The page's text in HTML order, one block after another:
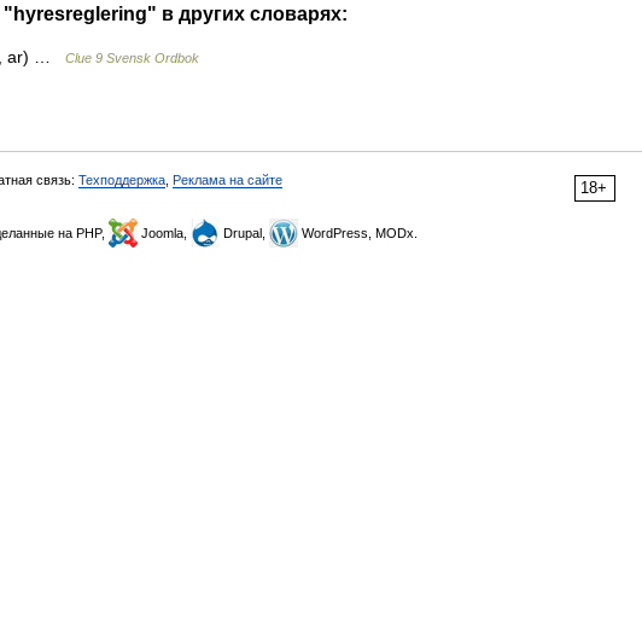
в других словарях:
ar) … Clue 9 Svensk Ordbok
18+
связь: Техподдержка Реклама на сайте
на PHP, Joomla, Drupal, WordPress, MODx.